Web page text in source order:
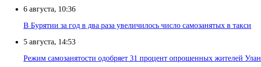
6 августа, 10:36
В Бурятии за год в два раза увеличилось число самозанятых в такси
5 августа, 14:53
Режим самозанятости одобряет 31 процент опрошенных жителей